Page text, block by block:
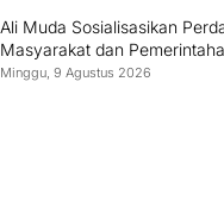
Ali Muda Sosialisasikan
Masyarakat dan
Melintang Pasbar
Minggu, 9 Agustus 2026